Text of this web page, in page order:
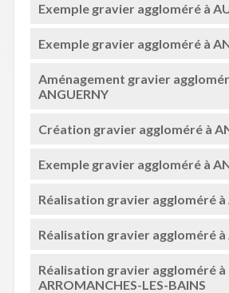
Exemple gravier aggloméré à
Exemple gravier aggloméré à
Aménagement gravier
ANGUERNY
Création gravier aggloméré à
Exemple gravier aggloméré à
Réalisation gravier aggloméré à
Réalisation gravier aggloméré à
Réalisation gravier aggloméré à
ARROMANCHES-LES-BAINS